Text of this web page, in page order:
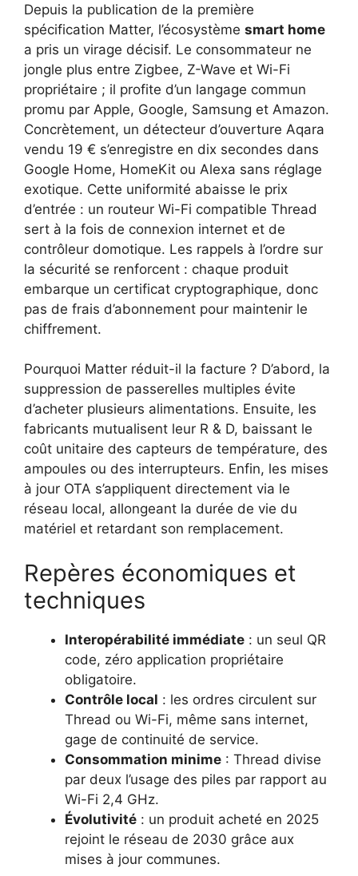
Depuis la publication de la première
spécification Matter, l’écosystème smart home
a pris un virage décisif. Le consommateur ne
jongle plus entre Zigbee, Z-Wave et Wi-Fi
propriétaire ; il profite d’un langage commun
promu par Apple, Google, Samsung et Amazon.
Concrètement, un détecteur d’ouverture Aqara
vendu 19 € s’enregistre en dix secondes dans
Google Home, HomeKit ou Alexa sans réglage
exotique. Cette uniformité abaisse le prix
d’entrée : un routeur Wi-Fi compatible Thread
sert à la fois de connexion internet et de
contrôleur domotique. Les rappels à l’ordre sur
la sécurité se renforcent : chaque produit
embarque un certificat cryptographique, donc
pas de frais d’abonnement pour maintenir le
chiffrement.
Pourquoi Matter réduit-il la facture ? D’abord, la
suppression de passerelles multiples évite
d’acheter plusieurs alimentations. Ensuite, les
fabricants mutualisent leur R & D, baissant le
coût unitaire des capteurs de température, des
ampoules ou des interrupteurs. Enfin, les mises
à jour OTA s’appliquent directement via le
réseau local, allongeant la durée de vie du
matériel et retardant son remplacement.
Repères économiques et
techniques
Interopérabilité immédiate : un seul QR
code, zéro application propriétaire
obligatoire.
Contrôle local : les ordres circulent sur
Thread ou Wi-Fi, même sans internet,
gage de continuité de service.
Consommation minime : Thread divise
par deux l’usage des piles par rapport au
Wi-Fi 2,4 GHz.
Évolutivité : un produit acheté en 2025
rejoint le réseau de 2030 grâce aux
mises à jour communes.